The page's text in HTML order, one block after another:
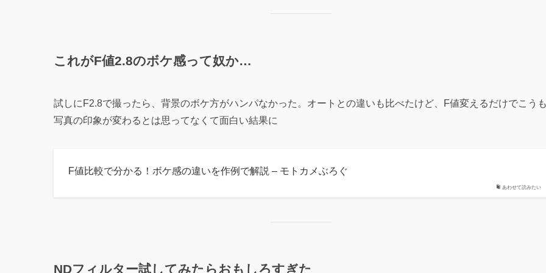
これがF値2.8のボケ感って奴か…
試しにF2.8で撮ったら、背景のボケ方がハンパなかった。オートとの違いも比べたけど、F値変えるだけでこう
写真の印象が変わるとは思ってなくて面白い結果に
あわせて読みたい
F値比較で分かる！ボケ感の違いを作例で解説 – モトカメぶろぐ
NDフィルター試してみたらおもしろすぎた